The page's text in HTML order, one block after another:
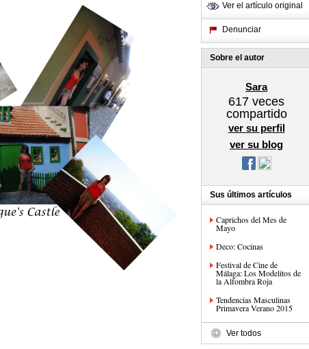
Ver el artículo original
Denunciar
Sobre el autor
Sara
617 veces
compartido
ver su perfil
ver su blog
Sus últimos artículos
Caprichos del Mes de
Mayo
Deco: Cocinas
Festival de Cine de
Málaga: Los Modelitos de
la Alfombra Roja
Tendencias Masculinas
Primavera Verano 2015
Ver todos